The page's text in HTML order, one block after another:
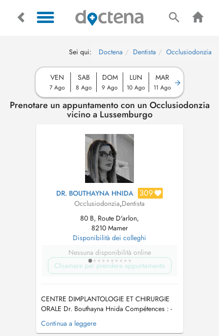
Sei qui: Doctena Dentista Occlusiodonzia
VEN
7 Ago
SAB
8 Ago
DOM
9 Ago
LUN
10 Ago
MAR
11 Ago
Prenotare un appuntamento con un Occlusiodonzia
vicino a Lussemburgo
DR. BOUTHAYNA HNIDA 309
Occlusiodonzia,Dentista
80 B, Route D'arlon,
8210 Mamer
Disponibilità dei colleghi
Nessuna disponibilità online
Chiamare per prendere appuntamento
CENTRE DIMPLANTOLOGIE ET CHIRURGIE
ORALE Dr. Bouthayna Hnida Compétences : -
Orthodontie par Aligneurs / Fixe / EF -
Chirurgie Orale - Trouble ATM et Bruxisme -
Continua a leggere